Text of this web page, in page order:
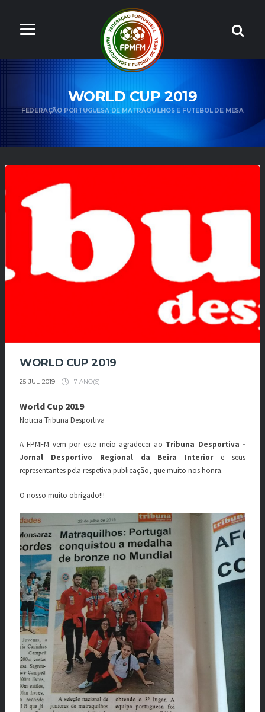
WORLD CUP 2019
FEDERAÇÃO PORTUGUESA DE MATRAQUILHOS E FUTEBOL DE MESA
WORLD CUP 2019
25-JUL-2019 7 ANO(S)
World Cup 2019
Noticia Tribuna Desportiva
A FPMFM vem por este meio agradecer ao Tribuna Desportiva -
Jornal Desportivo Regional da Beira Interiore seus
representantes pela respetiva publicação, que muito nos honra.
O nosso muito obrigado!!!